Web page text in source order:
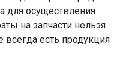
для осуществления
на запчасти нельзя
есть продукция